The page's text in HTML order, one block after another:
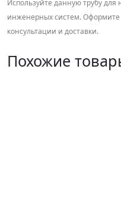
Используйте данную трубу
инженерных систем. Оформите
консультации и доставки.
Похожие